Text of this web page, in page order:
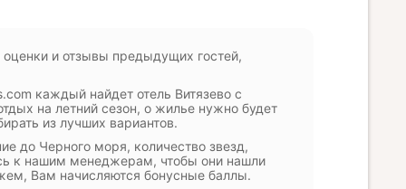
и отзывы предыдущих гостей,
каждый найдет отель Витязево с
на летний сезон, о жилье нужно будет
из лучших вариантов.
до Черного моря, количество звезд,
к нашим менеджерам, чтобы они нашли
Вам начисляются бонусные баллы.